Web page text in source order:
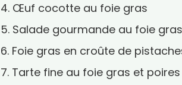
4. Œuf cocotte au foie gras
5. Salade gourmande au foie
6. Foie gras en croûte de
7. Tarte fine au foie gras et poires